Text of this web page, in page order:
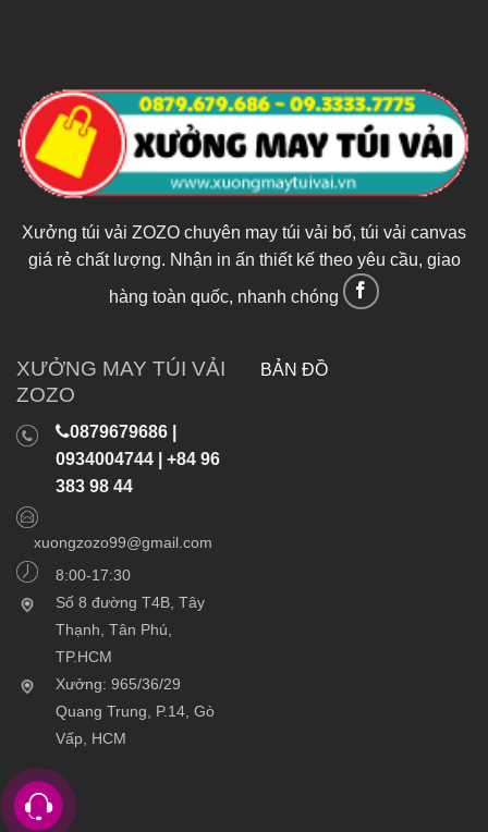
Xưởng túi vải ZOZO chuyên may túi vải bố, túi vải canvas
giá rẻ chất lượng. Nhận in ấn thiết kế theo yêu cầu, giao
hàng toàn quốc, nhanh chóng
XƯỞNG MAY TÚI VẢI
ZOZO
0879679686 |
0934004744 | +84 96
383 98 44
xuongzozo99@gmail.com
8:00-17:30
Số 8 đường T4B, Tây
Thạnh, Tân Phú,
TP.HCM
Xưởng: 965/36/29
Quang Trung, P.14, Gò
Vấp, HCM
BẢN ĐỒ